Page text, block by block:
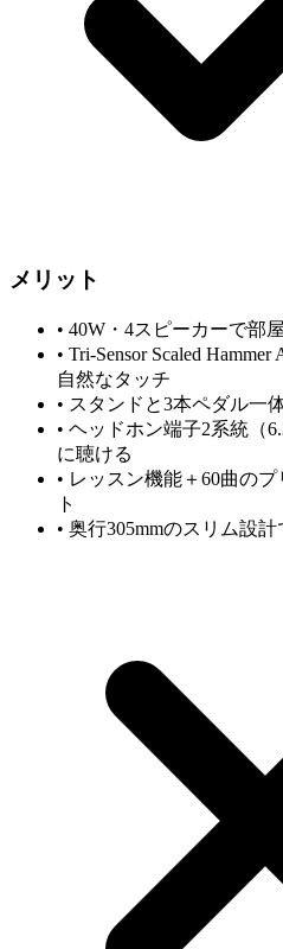
メリット
• 40W・4スピーカーで部
• Tri-Sensor Scaled
自然なタッチ
• スタンドと3本ペダル一
• ヘッドホン端子2系統（
に聴ける
• レッスン機能＋60曲の
ト
• 奥行305mmのスリム設